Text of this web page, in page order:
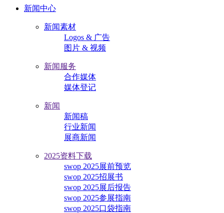
新闻中心
新闻素材
Logos & 广告
图片 & 视频
新闻服务
合作媒体
媒体登记
新闻
新闻稿
行业新闻
展商新闻
2025资料下载
swop 2025展前预览
swop 2025招展书
swop 2025展后报告
swop 2025参展指南
swop 2025口袋指南